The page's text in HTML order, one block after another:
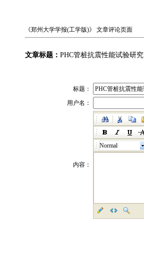
《郑州大学学报(工学版)》 文章评论页面
文章标题： PHC管桩抗震性能试验研究
标题：
用户名：
内容：
Normal